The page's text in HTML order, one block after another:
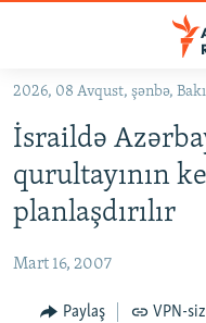
Əsas
qayıt
Əsas
naviqasiyaya
qayıt
KORRUPSIOMETR
#ƏSLINDƏ
FƏRQƏ BAX
QANUNI DOĞRU
2026, 08 Avqust, şənbə,
İsraildə
qurultayının
planlaşdırılır
Mart 16, 2007
Paylaş VPN-